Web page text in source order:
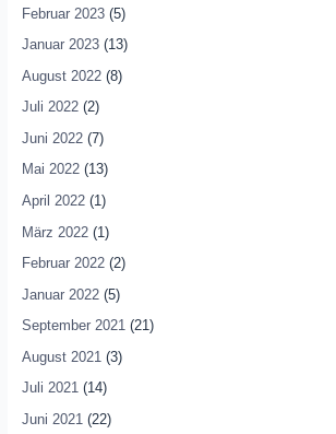
Februar 2023(5)
Januar 2023(13)
August 2022(8)
Juli 2022(2)
Juni 2022(7)
Mai 2022(13)
April 2022(1)
März 2022(1)
Februar 2022(2)
Januar 2022(5)
September 2021(21)
August 2021 (3)
Juli 2021(14)
Juni 2021 (22)